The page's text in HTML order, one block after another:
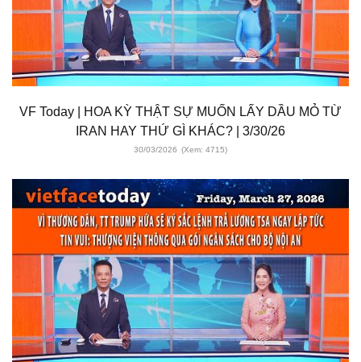
VF Today | HOA KỲ THẬT SỰ MUỐN LẤY DẦU MỎ TỪ
IRAN HAY THỨ GÌ KHÁC? | 3/30/26
30/03/2026 (Xem: 4715)